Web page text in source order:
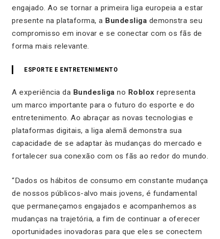
engajado. Ao se tornar a primeira liga europeia a estar
presente na plataforma, a Bundesliga demonstra seu
compromisso em inovar e se conectar com os fãs de
forma mais relevante.
ESPORTE E ENTRETENIMENTO
A experiência da Bundesliga no Roblox representa
um marco importante para o futuro do esporte e do
entretenimento. Ao abraçar as novas tecnologias e
plataformas digitais, a liga alemã demonstra sua
capacidade de se adaptar às mudanças do mercado e
fortalecer sua conexão com os fãs ao redor do mundo.
“Dados os hábitos de consumo em constante mudança
de nossos públicos-alvo mais jovens, é fundamental
que permaneçamos engajados e acompanhemos as
mudanças na trajetória, a fim de continuar a oferecer
oportunidades inovadoras para que eles se conectem